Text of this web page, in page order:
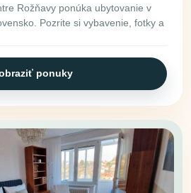
Rožňavy ponúka ubytovanie v
Pozrite si vybavenie, fotky a
ponuky